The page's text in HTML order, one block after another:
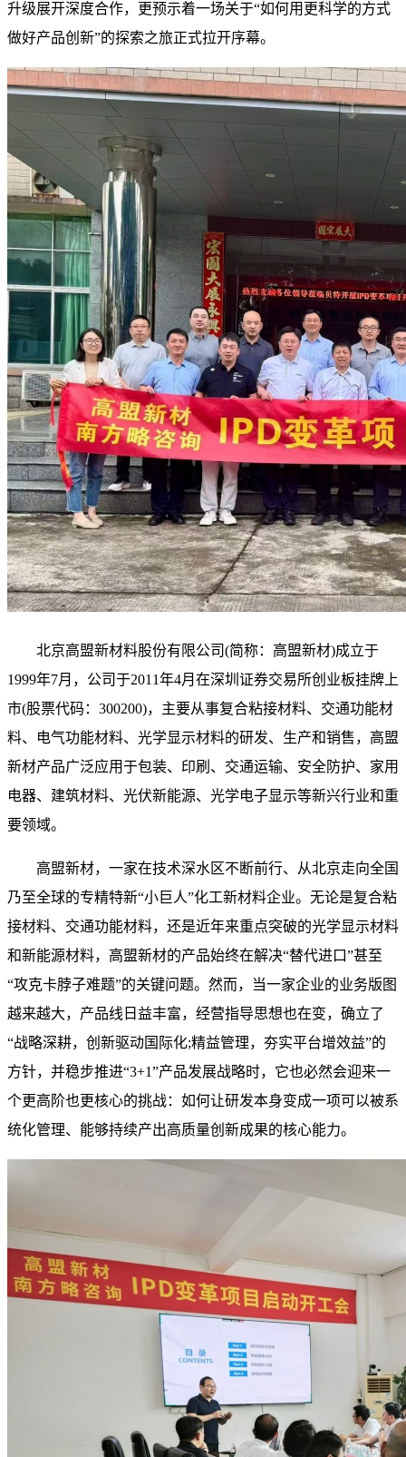
升级展开深度合作，更预示着一场关于“如何用更科学的方式
做好产品创新”的探索之旅正式拉开序幕。
北京高盟新材料股份有限公司(简称：高盟新材)成立于
1999年7月，公司于2011年4月在深圳证券交易所创业板挂牌上
市(股票代码：300200)，主要从事复合粘接材料、交通功能材
料、电气功能材料、光学显示材料的研发、生产和销售，高盟
新材产品广泛应用于包装、印刷、交通运输、安全防护、家用
电器、建筑材料、光伏新能源、光学电子显示等新兴行业和重
要领域。
高盟新材，一家在技术深水区不断前行、从北京走向全国
乃至全球的专精特新“小巨人”化工新材料企业。无论是复合粘
接材料、交通功能材料，还是近年来重点突破的光学显示材料
和新能源材料，高盟新材的产品始终在解决“替代进口”甚至
“攻克卡脖子难题”的关键问题。然而，当一家企业的业务版图
越来越大，产品线日益丰富，经营指导思想也在变，确立了
“战略深耕，创新驱动国际化;精益管理，夯实平台增效益”的
方针，并稳步推进“3+1”产品发展战略时，它也必然会迎来一
个更高阶也更核心的挑战：如何让研发本身变成一项可以被系
统化管理、能够持续产出高质量创新成果的核心能力。